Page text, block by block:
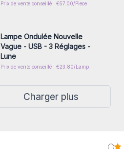
Prix de vente conseillé : €57.00/Piece
Connectez-vous ou inscrivez-
Lampe Ondulée Nouvelle
Vague - USB - 3 Réglages -
Lune
Prix de vente conseillé : €23.80/Lamp
Charger plus